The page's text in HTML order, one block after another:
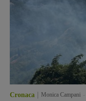
Cronaca Monica Campani